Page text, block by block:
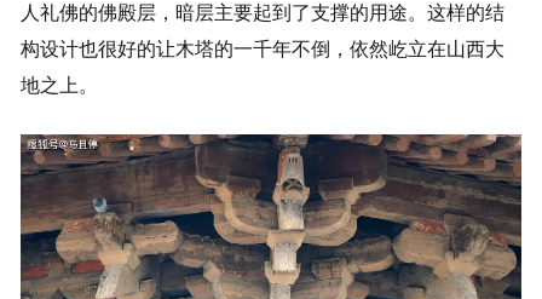
人礼佛的佛殿层，暗层主要起到了支撑的用途。这样的结
构设计也很好的让木塔的一千年不倒，依然屹立在山西大
地之上。